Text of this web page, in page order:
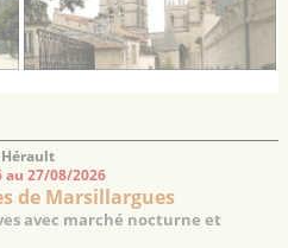
au 27/08/2026
de Marsillargues
avec marché nocturne et